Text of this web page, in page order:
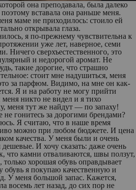
она преподавала, была далеко
вставала она раньше меня.
маме не приходилось: стоило ей
открывала глаза.
я по-прежнему чувствительна к
уже лет, наверное, семи
Ничего сверхъестественного, это
и недорогой аромат. Не
такие дорогие, что страшно
стоит мне надушиться, меня
за парфюм. Видимо, на мне он как-
Я и на работу не могу прийти
никто не видел и я тихо
меня тут же найдут — по запаху!
не гонитесь за дорогими брендами?
Я считаю, что в наше время
можно при любом бюджете. И цена
качества. У меня были и очень
дешевые. И хочу сказать: даже очень
что камни отваливаются, швы ползут,
хорошая обувь оправдывает
обувь я покупаю качественную и
У меня большой запас. Кажется,
восемь лет назад, до сих пор не